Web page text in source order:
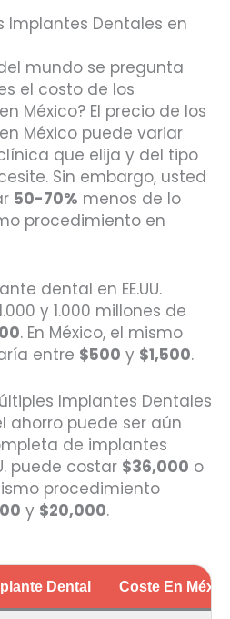
Implantes Dentales en
mundo se pregunta
el costo de los
México? El precio de los
México puede variar
que elija y del tipo
Sin embargo, usted
50-70% menos de lo
procedimiento en
dental en EE.UU.
y 1.000 millones de
. En México, el mismo
entre $500 y $1,500.
Implantes Dentales
ahorro puede ser aún
de implantes
puede costar $36,000 o
procedimiento
y $20,000.
Dental Coste En